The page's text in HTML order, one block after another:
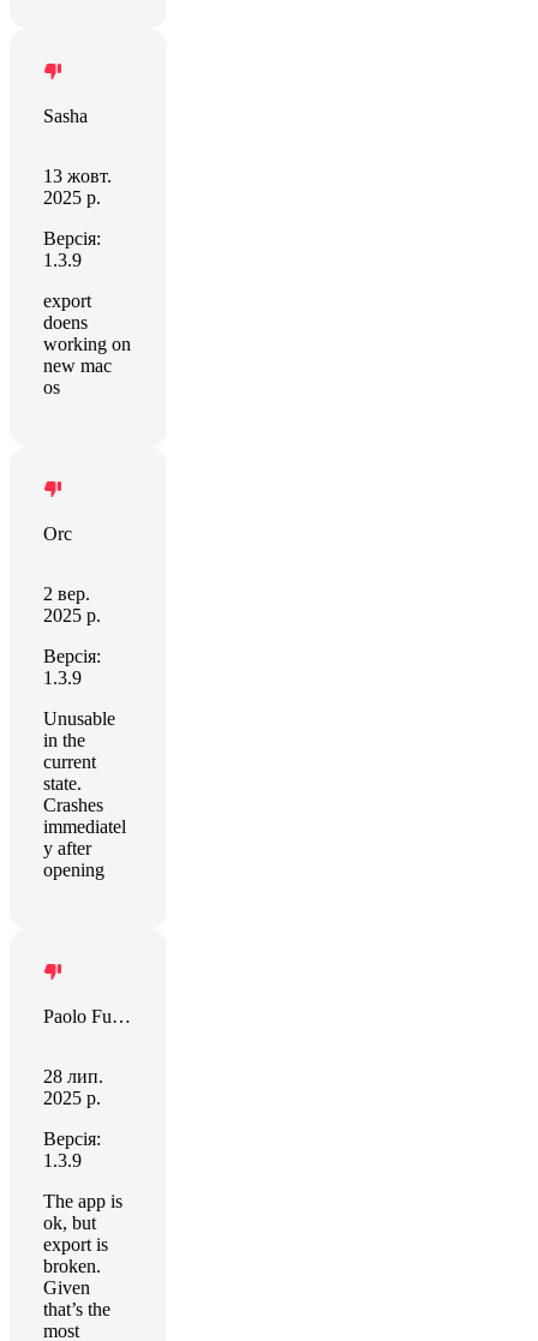
Sasha
13 жовт.
2025 р.
Версія:
1.3.9
export
doens
working on
new mac
os
Orc
2 вер.
2025 р.
Версія:
1.3.9
Unusable
in the
current
state.
Crashes
immediatel
y after
opening
Paolo Furini
28 лип.
2025 р.
Версія:
1.3.9
The app is
ok, but
export is
broken.
Given
that’s the
most